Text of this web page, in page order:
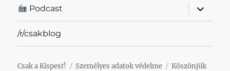
Podcast
almenü
/r/csakblog
Csak a Kispest! Személyes adatok védelme
Köszönjük